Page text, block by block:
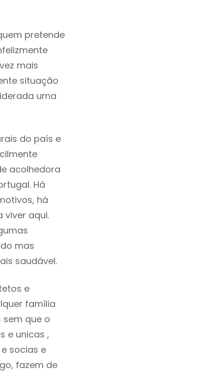
pretende
mais
situação
uma
do país e
acolhedora
Há
há
aqui.
mas
saudável.
e
família
que o
e unicas ,
socias e
fazem de